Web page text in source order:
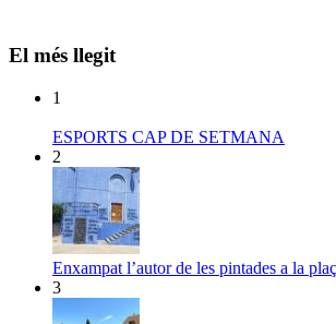
El més llegit
1
ESPORTS CAP DE SETMANA
2
Enxampat l’autor de les pintades a la
3